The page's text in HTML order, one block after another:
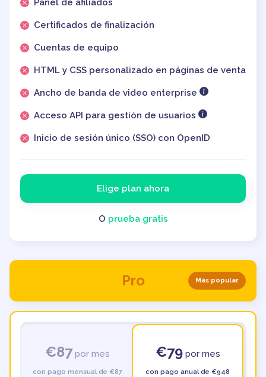
Panel de afiliados
Certificados de finalización
Cuentas de equipo
HTML y CSS personalizado en páginas de venta
Ancho de banda de video enterprise
Acceso API para gestión de usuarios
Inicio de sesión único (SSO) con OpenID
Elige plan ahora
O prueba gratis
Pro Más popular
€87por mes
con pago mensual de €87
€79 por mes
con pago anual de €948